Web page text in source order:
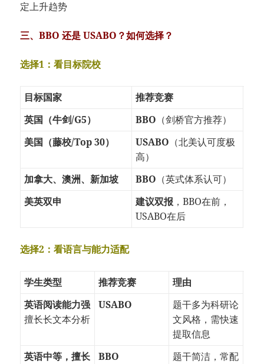
定上升趋势
三、BBO 还是 USABO？如何选择？
选择1：看目标院校
目标国家
推荐竞赛
英国（牛剑/G5）
BBO （剑桥官方推荐）
美国（藤校/Top 30）
USABO （北美认可度极
高）
加拿大、澳洲、新加坡
BBO （英式体系认可）
美英双申
建议双报 ，BBO在前，
USABO在后
选择2：看语言与能力适配
学生类型 推荐竞赛
理由
英语阅读能力强
擅长长文本分析
USABO
题干多为科研论
文风格，需快速
提取信息
英语中等，擅长
BBO
题干简洁，常配